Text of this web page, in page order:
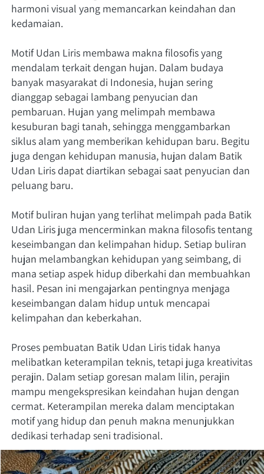
harmoni visual yang memancarkan keindahan dan
kedamaian.
Motif Udan Liris membawa makna filosofis yang
mendalam terkait dengan hujan. Dalam budaya
banyak masyarakat di Indonesia, hujan sering
dianggap sebagai lambang penyucian dan
pembaruan. Hujan yang melimpah membawa
kesuburan bagi tanah, sehingga menggambarkan
siklus alam yang memberikan kehidupan baru. Begitu
juga dengan kehidupan manusia, hujan dalam Batik
Udan Liris dapat diartikan sebagai saat penyucian dan
peluang baru.
Motif buliran hujan yang terlihat melimpah pada Batik
Udan Liris juga mencerminkan makna filosofis tentang
keseimbangan dan kelimpahan hidup. Setiap buliran
hujan melambangkan kehidupan yang seimbang, di
mana setiap aspek hidup diberkahi dan membuahkan
hasil. Pesan ini mengajarkan pentingnya menjaga
keseimbangan dalam hidup untuk mencapai
kelimpahan dan keberkahan.
Proses pembuatan Batik Udan Liris tidak hanya
melibatkan keterampilan teknis, tetapi juga kreativitas
perajin. Dalam setiap goresan malam lilin, perajin
mampu mengekspresikan keindahan hujan dengan
cermat. Keterampilan mereka dalam menciptakan
motif yang hidup dan penuh makna menunjukkan
dedikasi terhadap seni tradisional.